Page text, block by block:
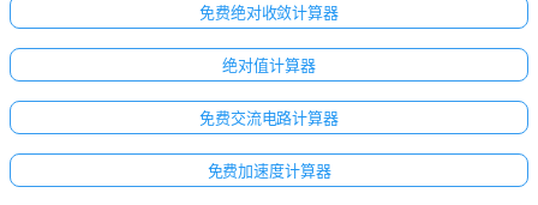
免费绝对收敛计算器
绝对值计算器
免费交流电路计算器
免费加速度计算器